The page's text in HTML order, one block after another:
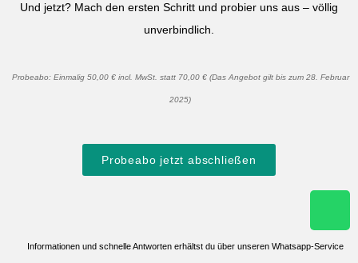
Und jetzt? Mach den ersten Schritt und probier uns aus – völlig
unverbindlich.
Probeabo: Einmalig 50,00 € incl. MwSt. statt 70,00 € (Das Angebot gilt bis zum 28. Februar
2025)
Probeabo jetzt abschließen
Informationen und schnelle Antworten erhältst du über unseren Whatsapp-Service